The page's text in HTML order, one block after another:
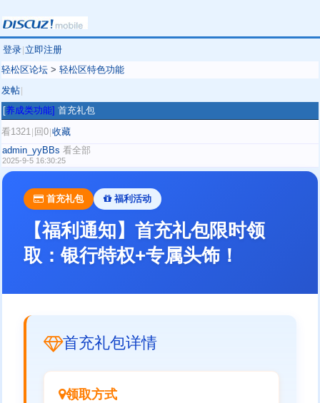
登录 立即注册
轻松区论坛 > 轻松区特色功能
发帖
[养成类功能] 首充礼包
看1321 回0 收藏
admin_yyBBs 看全部
2025-9-5 16:30:25
首充礼包 福利活动
【福利通知】首充礼包限时领
取：银行特权+专属头饰！
首充礼包详情
领取方式